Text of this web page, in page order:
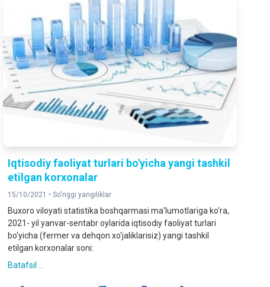
Iqtisodiy faoliyat turlari bo'yicha yangi tashkil
etilgan korxonalar
15/10/2021 •So'nggi yangiliklar
Buxoro viloyati statistika boshqarmasi ma'lumotlariga ko'ra,
2021- yil yanvar-sentabr oylarida iqtisodiy faoliyat turlari
bo'yicha (fermer va dehqon xo'jaliklarisiz) yangi tashkil
etilgan korxonalar soni:
Batafsil ...